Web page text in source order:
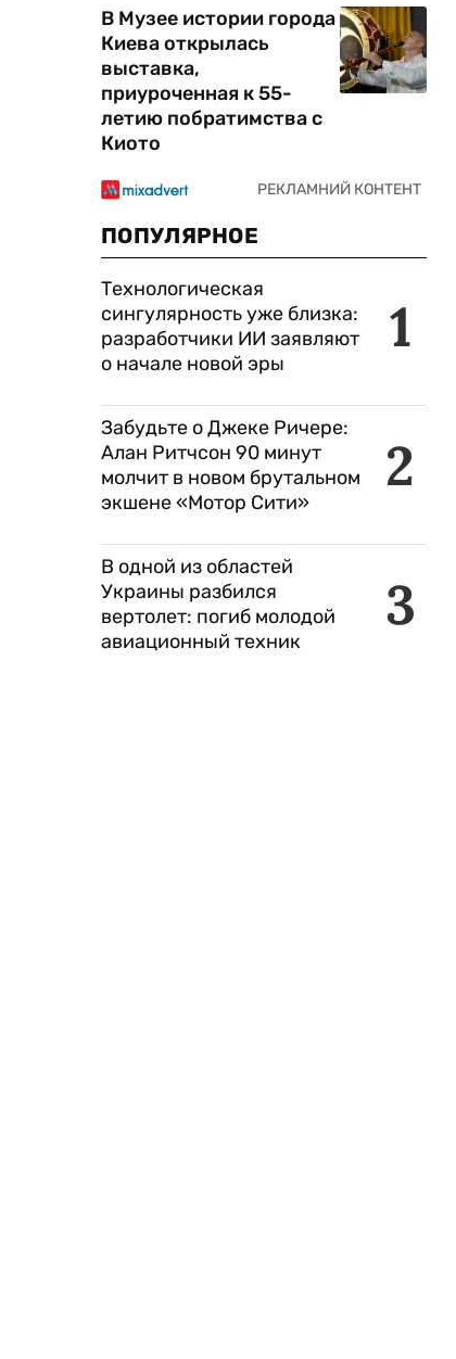
В Музее истории города
Киева открылась
выставка,
приуроченная к 55-
летию побратимства с
Киото
ПОПУЛЯРНОЕ
1
Технологическая
сингулярность уже близка:
разработчики ИИ заявляют
о начале новой эры
2
Забудьте о Джеке Ричере:
Алан Ритчсон 90 минут
молчит в новом брутальном
экшене «Мотор Сити»
3
В одной из областей
Украины разбился
вертолет: погиб молодой
авиационный техник